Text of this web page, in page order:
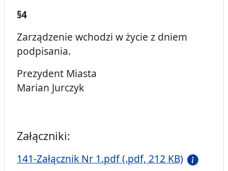
§4
Zarządzenie wchodzi w życie z dniem
podpisania.
Prezydent Miasta
Marian Jurczyk
Załączniki:
141-Załącznik Nr 1.pdf (.pdf, 212 KB)